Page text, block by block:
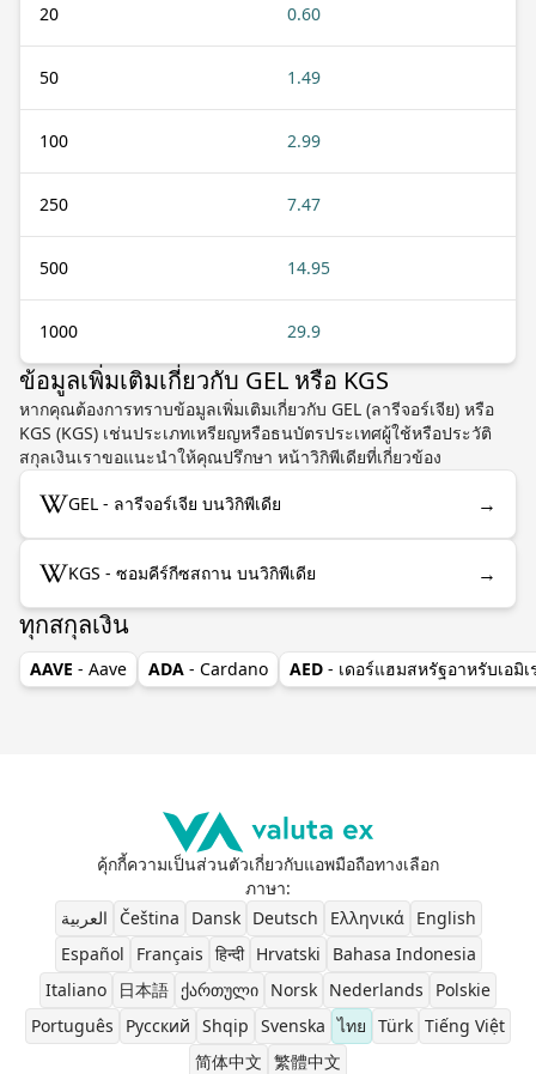
20 0.60
50 1.49
100 2.99
250 7.47
500 14.95
1000 29.9
ข้อมูลเพิ่มเติมเกี่ยวกับ GEL หรือ KGS
หากคุณต้องการทราบข้อมูลเพิ่มเติมเกี่ยวกับ GEL (ลารีจอร์เจีย) หรือ
KGS (KGS) เช่นประเภทเหรียญหรือธนบัตรประเทศผู้ใช้หรือประวัติ
สกุลเงินเราขอแนะนำให้คุณปรึกษา หน้าวิกิพีเดียที่เกี่ยวข้อง
GEL - ลารีจอร์เจีย บนวิกิพีเดีย →
KGS - ซอมคีร์กีซสถาน บนวิกิพีเดีย →
ทุกสกุลเงิน
AAVE - Aave ADA - Cardano AED - เดอร์แฮมสหรัฐอาหรับเอมิ
คุ้กกี้ความเป็นส่วนตัวเกี่ยวกับแอพมือถือทางเลือก
ภาษา:
العربية
Čeština Dansk Deutsch Ελληνικά
English
Español
Français हिन्दी Hrvatski
Bahasa Indonesia
Italiano
日本語 ქართული Norsk Nederlands
Polskie
Português
Pусский Shqip Svenska ไทย Türk Tiếng Việt
简体中文 繁體中文